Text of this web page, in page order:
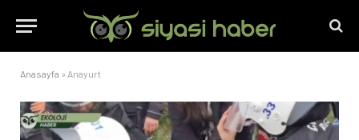
Anasayfa » Anayurt